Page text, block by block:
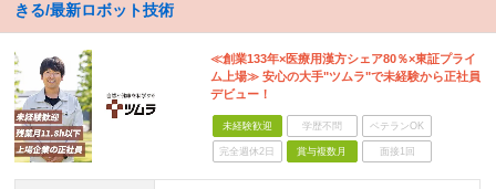
きる/最新ロボット技術
≪創業133年×医療用漢方シェア80％×東証プライ
ム上場≫ 安心の大手"ツムラ"で未経験から正社員
デビュー！
未経験歓迎 学歴不問 ベテランOK
完全週休2日 賞与複数月 面接1回